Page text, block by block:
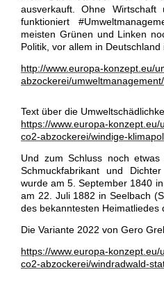
ausverkauft. Ohne Wirtschaft
funktioniert
meisten Grünen und Linken
Politik, vor allem in Deutschland
http://www.europa-konzept.eu/
abzockerei/umweltmanagement/
Text über die
https://www.europa-
co2-abzockerei/windige-
Und zum Schluss noch etwas
Schmuckfabrikant und
wurde am 5. September 1840
am 22. Juli 1882 in Seelbach
des bekanntesten Heimatliedes
Die Variante 2022 von Gero
https://www.europa-
co2-abzockerei/windradwald-